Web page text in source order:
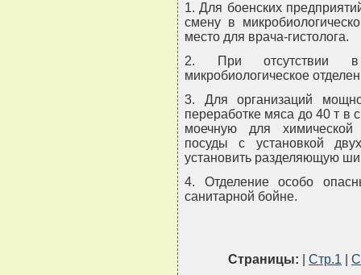
1. Для боенских
смену в
место для врача-гистолога.
2. При отсутствии в
микробиологическое
3. Для организаций
переработке мяса до 40 т в
моечную для химической
посуды с установкой
установить разделяющую
4. Отделение особо
санитарной бойне.
Страницы: Стр.1